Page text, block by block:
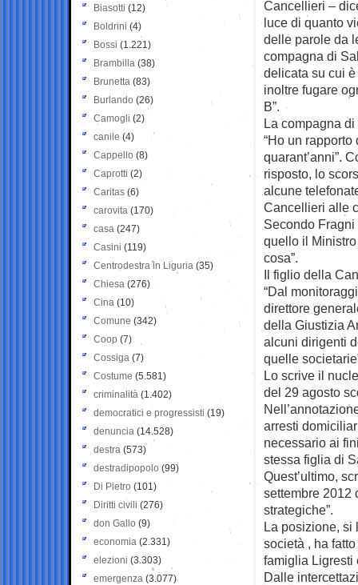
Cancellieri –
luce di quanto
delle parole da
compagna di
delicata su cui
inoltre fugare
B”.
La compagna
“Ho un
quarant’anni”.
risposto, lo
alcune
Cancellieri alle
Secondo Fragni
quello il
cosa”.
Il figlio della
“Dal
direttore
della Giustizia
alcuni dirigenti
quelle
Lo scrive il
del 29 agosto
arresti
necessario ai
stessa figlia di
Quest’ultimo,
settembre 2012
strategiche”.
La posizione, si
società , ha
famiglia Ligresti
Dalle
Biasotti (12)
Boldrini (4)
Bossi (1.221)
Brambilla (38)
Brunetta (83)
Burlando (26)
Camogli (2)
canile (4)
Cappello (8)
Caprotti (2)
Caritas (6)
carovita (170)
casa (247)
Casini (119)
Centrodestra in Liguria (35)
Chiesa (276)
Cina (10)
Comune (342)
Coop (7)
Cossiga (7)
Costume (5.581)
criminalità (1.402)
democratici e progressisti (19)
denuncia (14.528)
destra (573)
destradipopolo (99)
Di Pietro (101)
Diritti civili (276)
don Gallo (9)
economia (2.331)
elezioni (3.303)
emergenza (3.077)